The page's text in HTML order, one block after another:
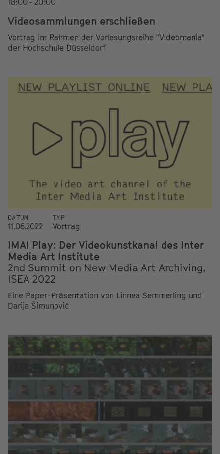
Videosammlungen erschließen
Vortrag im Rahmen der Vorlesungsreihe "Videomania"
der Hochschule Düsseldorf
DATUM
11.06.2022
TYP
Vortrag
IMAI Play: Der Videokunstkanal des Inter
Media Art Institute
2nd Summit on New Media Art Archiving,
ISEA 2022
Eine Paper-Präsentation von Linnea Semmerling und
Darija Šimunović